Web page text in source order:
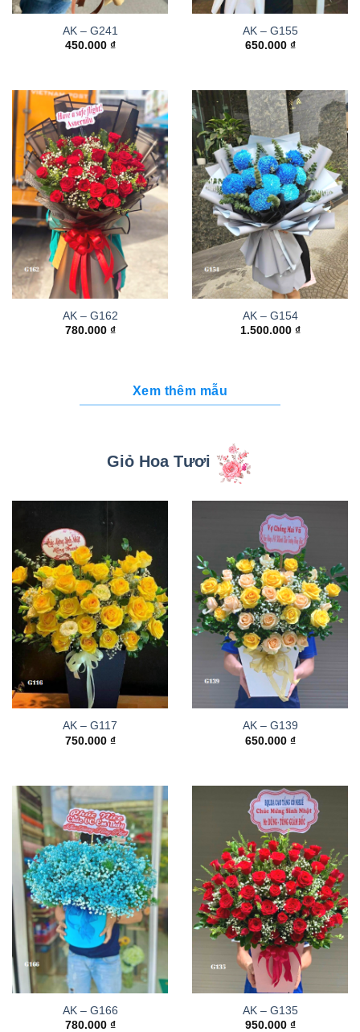
AK – G241
450.000 ₫
AK – G155
650.000 ₫
AK – G162
780.000 ₫
AK – G154
1.500.000 ₫
Xem thêm mẫu
Giỏ Hoa Tươi
AK – G117
750.000 ₫
AK – G139
650.000 ₫
AK – G166
780.000 ₫
AK – G135
950.000 ₫